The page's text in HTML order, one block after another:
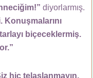
diyorlarmış.
biçeceklermiş.
hiç telaşlanmayın.